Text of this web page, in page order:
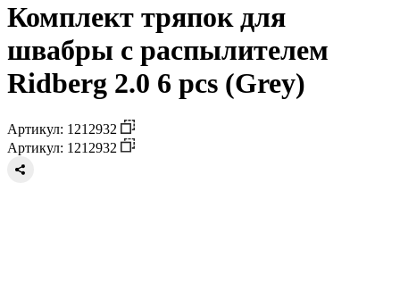
Комплект тряпок для
швабры с распылителем
Ridberg 2.0 6 pcs (Grey)
Артикул: 1212932
Артикул: 1212932